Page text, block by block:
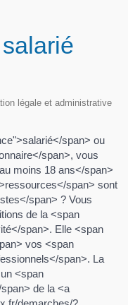
légale et administrative
span> ou
span>, vous
moins 18 ans</span>
span> sont
span> ? Vous
de la <span
span>. Elle <span
vos <span
span>. La
<span
de la <a